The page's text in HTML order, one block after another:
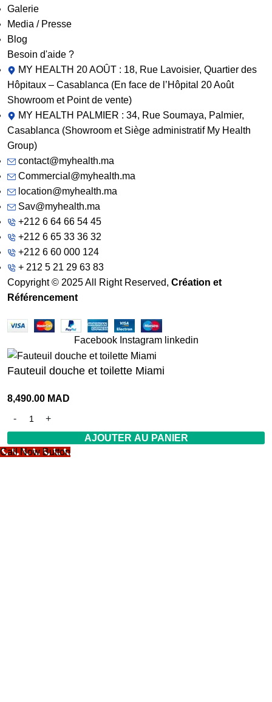
Galerie
Media / Presse
Blog
Besoin d'aide ?
MY HEALTH 20 AOÛT : 18, Rue Lavoisier, Quartier des
Hôpitaux – Casablanca (En face de l’Hôpital 20 Août
Showroom et Point de vente)
MY HEALTH PALMIER : 34, Rue Soumaya, Palmier,
Casablanca (Showroom et Siège administratif My Health
Group)
contact@myhealth.ma
Commercial@myhealth.ma
location@myhealth.ma
Sav@myhealth.ma
+212 6 64 66 54 45
+212 6 65 33 36 32
+212 6 60 000 124
+ 212 5 21 29 63 83
Copyright © 2025 All Right Reserved, Création et
Référencement
Facebook Instagram linkedin
Fauteuil douche et toilette Miami
8,490.00 MAD
AJOUTER AU PANIER
Call Now Button